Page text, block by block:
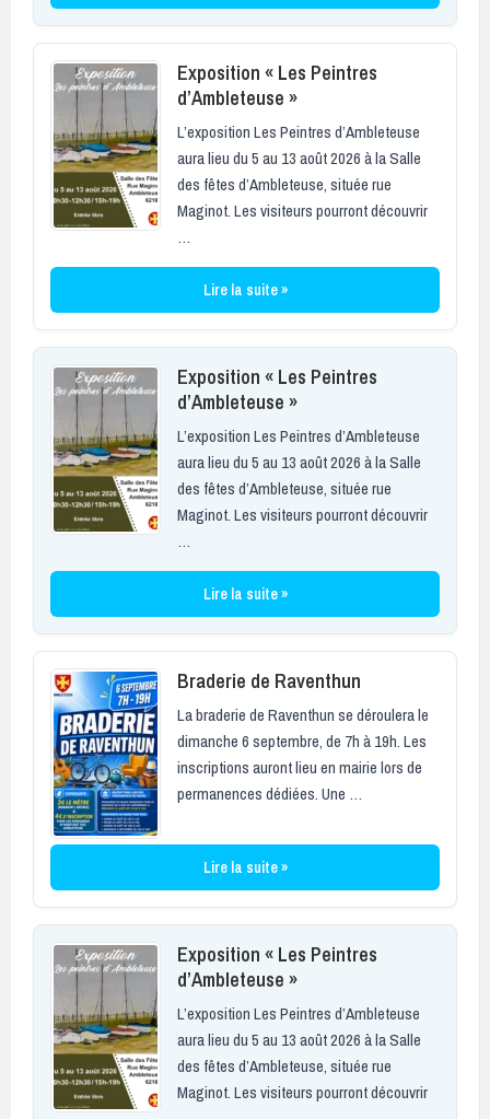
Exposition « Les Peintres
d’Ambleteuse »
L’exposition Les Peintres d’Ambleteuse
aura lieu du 5 au 13 août 2026 à la Salle
des fêtes d’Ambleteuse, située rue
Maginot. Les visiteurs pourront découvrir
…
Lire la suite »
Exposition « Les Peintres
d’Ambleteuse »
L’exposition Les Peintres d’Ambleteuse
aura lieu du 5 au 13 août 2026 à la Salle
des fêtes d’Ambleteuse, située rue
Maginot. Les visiteurs pourront découvrir
…
Lire la suite »
Braderie de Raventhun
La braderie de Raventhun se déroulera le
dimanche 6 septembre, de 7h à 19h. Les
inscriptions auront lieu en mairie lors de
permanences dédiées. Une …
Lire la suite »
Exposition « Les Peintres
d’Ambleteuse »
L’exposition Les Peintres d’Ambleteuse
aura lieu du 5 au 13 août 2026 à la Salle
des fêtes d’Ambleteuse, située rue
Maginot. Les visiteurs pourront découvrir